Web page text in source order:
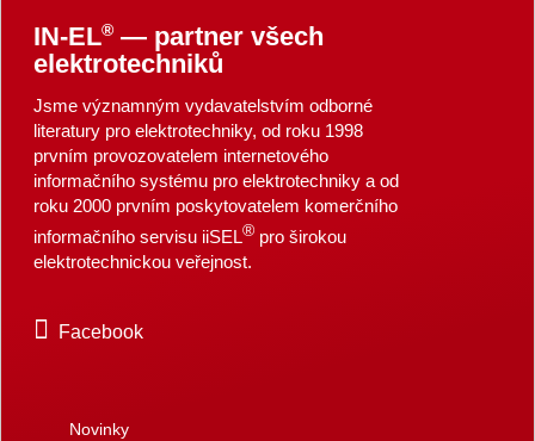
IN-EL®— partner všech
elektrotechniků
Jsme významným vydavatelstvím odborné
literatury pro elektrotechniky, od roku 1998
prvním provozovatelem internetového
informačního systému pro elektrotechniky a od
roku 2000 prvním poskytovatelem komerčního
informačního servisu iiSEL®pro širokou
elektrotechnickou veřejnost.
Facebook
Novinky